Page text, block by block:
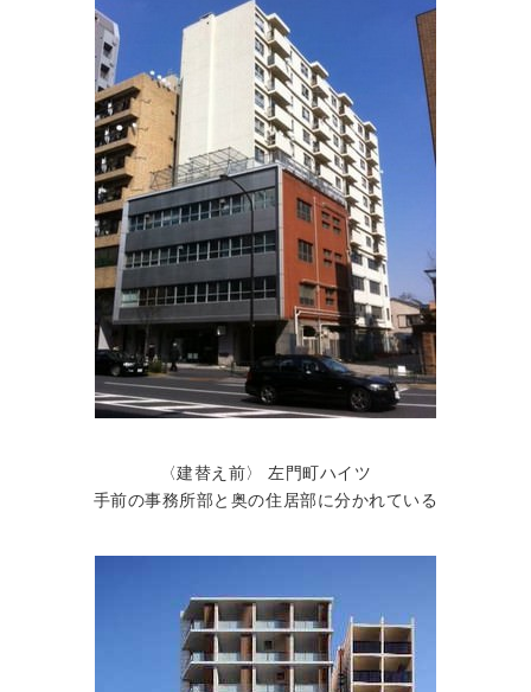
〈建替え前〉 左門町ハイツ
手前の事務所部と奥の住居部に分かれている